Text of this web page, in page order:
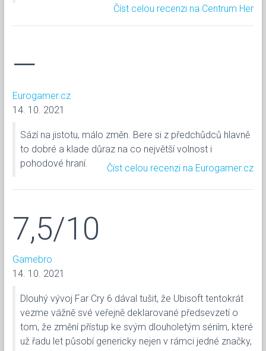
Číst celou recenzi na Centrum Her
—
Eurogamer.cz
14. 10. 2021
Sází na jistotu, málo změn. Bere si z předchůdců hlavně
to dobré a klade důraz na co největší volnost i
pohodové hraní.
Číst celou recenzi na Eurogamer.cz
7,5/10
Gamebro
14. 10. 2021
Dlouhý vývoj Far Cry 6 dával tušit, že Ubisoft tentokrát
vezme vážně své veřejně deklarované předsevzetí o
tom, že změní přístup ke svým dlouholetým sériím, které
už řadu let působí genericky nejen v rámci jedné značky,